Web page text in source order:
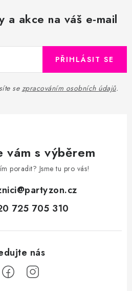
a akce na váš e-mail
se zpracováním osobních údajů.
PŘIHLÁSIT SE
vám s výběrem
poradit? Jsme tu pro vás!
@partyzon.cz
725 705 310